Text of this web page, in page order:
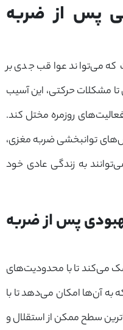
پس از ضربه
می‌تواند عواقب جدی بر
تا مشکلات حرکتی، این آسیب
روزمره مختل کند.
توانبخشی ضربه مغزی،
به زندگی عادی خود
پس از ضربه
می‌کند تا با محدودیت‌های
به آن‌ها امکان می‌دهد تا با
سطح ممکن از استقلال و